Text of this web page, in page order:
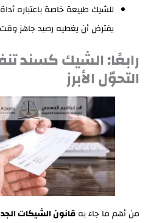
للشيك طبيعة خاصة باعتباره
يفترض أن يغطيه رصيد جاهز وقت
رابعًا: الشيك كسند
التحوّل الأبرز
من أهم ما جاء بهقانون الشيكات